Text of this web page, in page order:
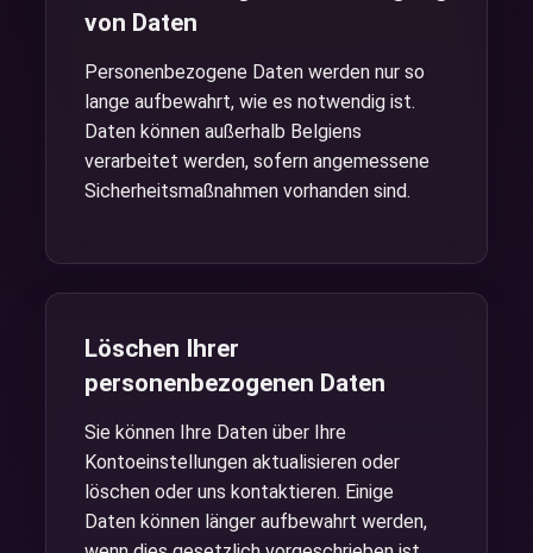
von Daten
Personenbezogene Daten werden nur so
lange aufbewahrt, wie es notwendig ist.
Daten können außerhalb Belgiens
verarbeitet werden, sofern angemessene
Sicherheitsmaßnahmen vorhanden sind.
Löschen Ihrer
personenbezogenen Daten
Sie können Ihre Daten über Ihre
Kontoeinstellungen aktualisieren oder
löschen oder uns kontaktieren. Einige
Daten können länger aufbewahrt werden,